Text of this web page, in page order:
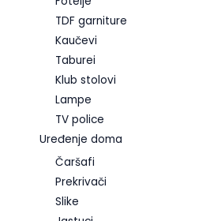
TDF garniture
Kaučevi
Taburei
Klub stolovi
Lampe
TV police
Uređenje doma
Čaršafi
Prekrivači
Slike